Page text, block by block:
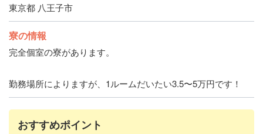
東京都 八王子市
寮の情報
完全個室の寮があります。
勤務場所によりますが、1ルームだいたい3.5〜5万円です！
おすすめポイント